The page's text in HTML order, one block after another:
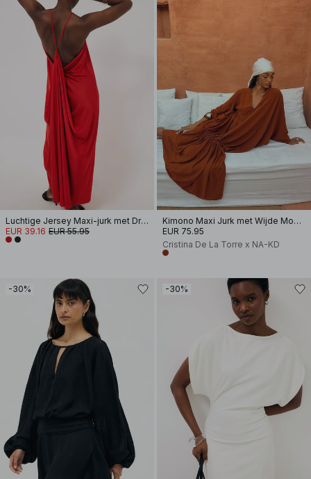
Luchtige Jersey Maxi-jurk met Drapering
EUR 39.16 EUR 55.95
Kimono Maxi Jurk met Wijde Mouwen
EUR 75.95
Cristina De La Torre x NA-KD
-30% -30%